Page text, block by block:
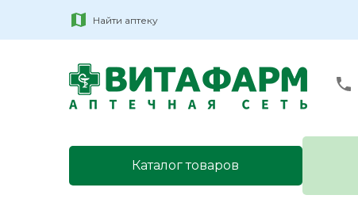
Найти аптеку
Каталог товаров